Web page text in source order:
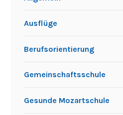
Ausflüge
Berufsorientierung
Gemeinschaftsschule
Gesunde Mozartschule